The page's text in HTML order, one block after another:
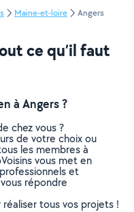
Maine-et-loire Angers
ce qu’il faut
à Angers ?
chez vous ?
de votre choix ou
les membres à
vous met en
et
répondre
tous vos projets !